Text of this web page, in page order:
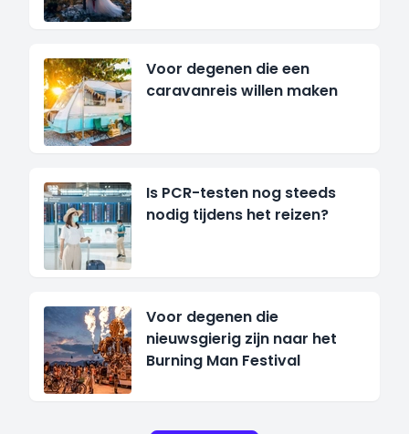
Voor degenen die een
caravanreis willen maken
Is PCR-testen nog steeds
nodig tijdens het reizen?
Voor degenen die
nieuwsgierig zijn naar het
Burning Man Festival